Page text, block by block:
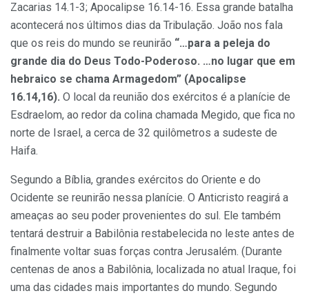
Zacarias 14.1-3; Apocalipse 16.14-16. Essa grande batalha
acontecerá nos últimos dias da Tribulação. João nos fala
que os reis do mundo se reunirão “…para a peleja do
grande dia do Deus Todo-Poderoso. …no lugar que em
hebraico se chama Armagedom” (Apocalipse
16.14,16). O local da reunião dos exércitos é a planície de
Esdraelom, ao redor da colina chamada Megido, que fica no
norte de Israel, a cerca de 32 quilômetros a sudeste de
Haifa.
Segundo a Bíblia, grandes exércitos do Oriente e do
Ocidente se reunirão nessa planície. O Anticristo reagirá a
ameaças ao seu poder provenientes do sul. Ele também
tentará destruir a Babilônia restabelecida no leste antes de
finalmente voltar suas forças contra Jerusalém. (Durante
centenas de anos a Babilônia, localizada no atual Iraque, foi
uma das cidades mais importantes do mundo. Segundo